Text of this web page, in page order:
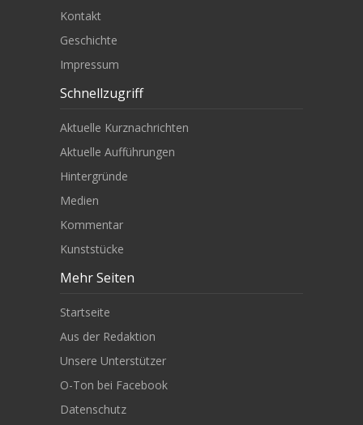
Kontakt
Geschichte
Impressum
Schnellzugriff
Aktuelle Kurznachrichten
Aktuelle Aufführungen
Hintergründe
Medien
Kommentar
Kunststücke
Mehr Seiten
Startseite
Aus der Redaktion
Unsere Unterstützer
O-Ton bei Facebook
Datenschutz